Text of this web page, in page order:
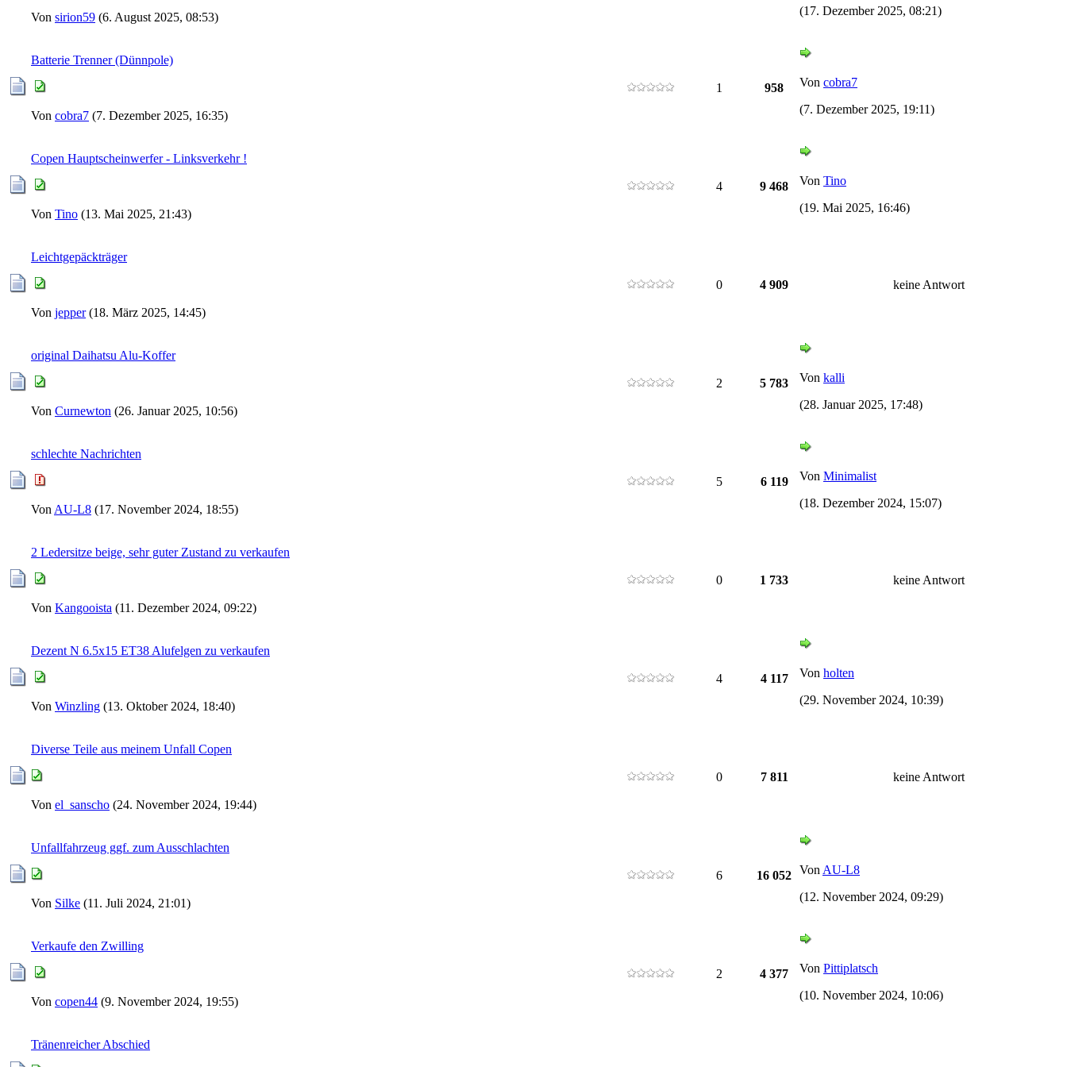
Von sirion59 (6. August 2025, 08:53) (17. Dezember 2025, 08:21)
Batterie Trenner (Dünnpole)
Von cobra7 (7. Dezember 2025, 16:35)
1 958 Von cobra7
(7. Dezember 2025, 19:11)
Copen Hauptscheinwerfer - Linksverkehr !
Von Tino (13. Mai 2025, 21:43)
4 9 468 Von Tino
(19. Mai 2025, 16:46)
Leichtgepäckträger
Von jepper(18. März 2025, 14:45)
0 4 909 keine Antwort
original Daihatsu Alu-Koffer
Von Curnewton (26. Januar 2025, 10:56)
2 5 783 Von kalli
(28. Januar 2025, 17:48)
schlechte Nachrichten
Von AU-L8 (17. November 2024, 18:55)
5 6 119 Von Minimalist
(18. Dezember 2024, 15:07)
2 Ledersitze beige, sehr guter Zustand zu verkaufen
Von Kangooista (11. Dezember 2024, 09:22)
0 1 733 keine Antwort
Dezent N 6.5x15 ET38 Alufelgen zu verkaufen
Von Winzling (13. Oktober 2024, 18:40)
4 4 117 Von holten
(29. November 2024, 10:39)
Diverse Teile aus meinem Unfall Copen
Von el_sanscho (24. November 2024, 19:44)
0 7 811 keine Antwort
Unfallfahrzeug ggf. zum Ausschlachten
Von Silke (11. Juli 2024, 21:01)
6 16 052 Von AU-L8
(12. November 2024, 09:29)
Verkaufe den Zwilling
Von copen44 (9. November 2024, 19:55)
2 4 377 Von Pittiplatsch
(10. November 2024, 10:06)
Tränenreicher Abschied